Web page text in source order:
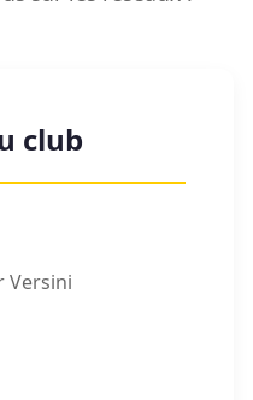
club
Versini